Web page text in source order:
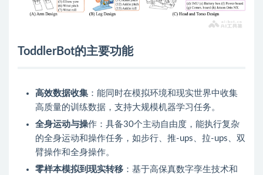
ToddlerBot的主要功能
高效数据收集 ：能同时在模拟环境和现实世界中收集
高质量的训练数据，支持大规模机器学习任务。
全身运动与操作：具备30个主动自由度，能执行复杂
的全身运动和操作任务，如步行、推-ups、拉-ups、双
臂操作和全身操作。
零样本模拟到现实转移 ：基于高保真数字孪生技术和